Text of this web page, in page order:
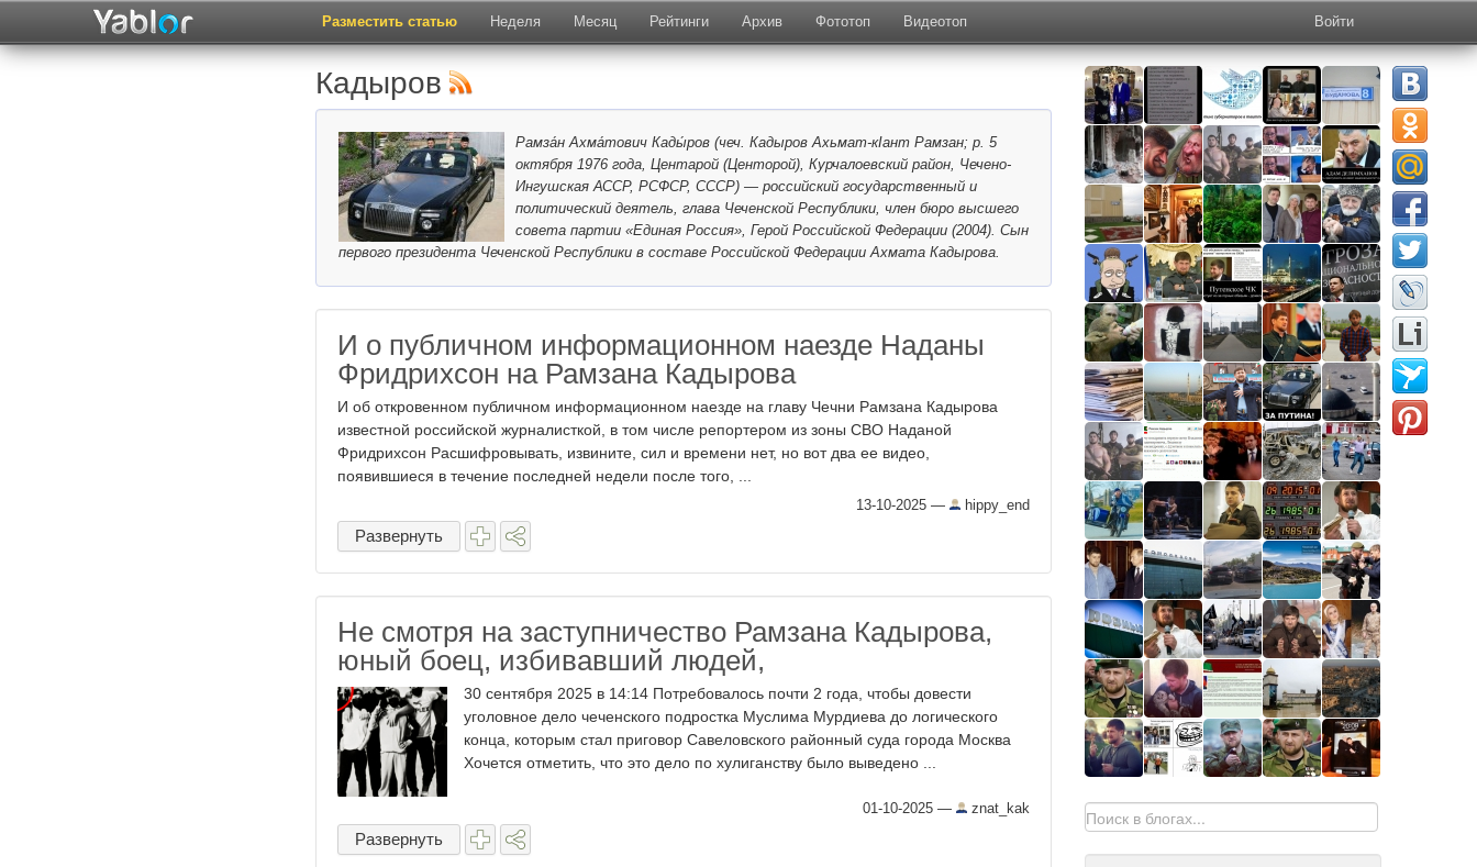
Разместить статью Неделя Месяц Рейтинги Архив Фототоп Видеотоп Войти
Кадыров
Рамза́н Ахма́тович Кады́ров (чеч. Кадыров Ахьмат-кIант Рамзан; р. 5
октября 1976 года, Центарой (Центорой), Курчалоевский район, Чечено-
Ингушская АССР, РСФСР, СССР) — российский государственный и
политический деятель, глава Чеченской Республики, член бюро высшего
совета партии «Единая Россия», Герой Российской Федерации (2004). Сын
первого президента Чеченской Республики в составе Российской Федерации Ахмата Кадырова.
И о публичном информационном наезде Наданы
Фридрихсон на Рамзана Кадырова
И об откровенном публичном информационном наезде на главу Чечни Рамзана Кадырова
известной российской журналисткой, в том числе репортером из зоны СВО Наданой
Фридрихсон Расшифровывать, извините, сил и времени нет, но вот два ее видео,
появившиеся в течение последней недели после того, ...
13-10-2025 — hippy_end
Развернуть
Не смотря на заступничество Рамзана Кадырова,
юный боец, избивавший людей,
30 сентября 2025 в 14:14 Потребовалось почти 2 года, чтобы довести
уголовное дело чеченского подростка Муслима Мурдиева до логического
конца, которым стал приговор Савеловского районный суда города Москва
Хочется отметить, что это дело по хулиганству было выведено ...
01-10-2025 — znat_kak
Развернуть